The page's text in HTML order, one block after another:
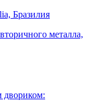
Бразилия
металла,
двориком: